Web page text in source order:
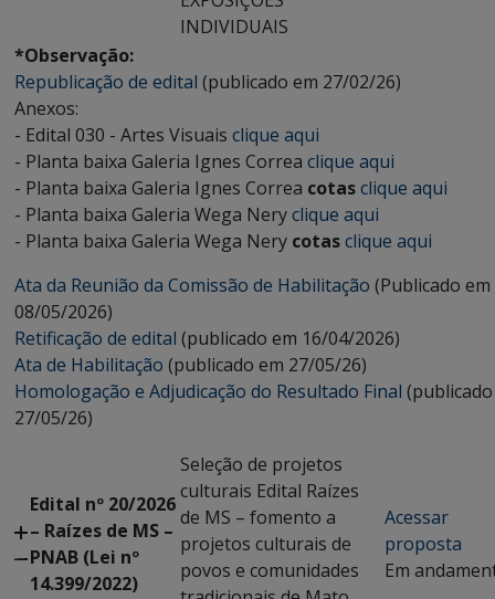
INDIVIDUAIS
*Observação:
Republicação de edital (publicado em 27/02/26)
Anexos:
- Edital 030 - Artes Visuais clique aqui
- Planta baixa Galeria Ignes Correa clique aqui
- Planta baixa Galeria Ignes Correa cotasclique aqui
- Planta baixa Galeria Wega Neryclique aqui
- Planta baixa Galeria Wega Nery cotasclique aqui
Ata da Reunião da Comissão de Habilitação (Publicado em
08/05/2026)
Retificação de edital (publicado em 16/04/2026)
Ata de Habilitação (publicado em 27/05/26)
Homologação e Adjudicação do Resultado Final
27/05/26)
Edital nº 20/2026
– Raízes de MS –
PNAB (Lei nº
14.399/2022)
Seleção de projetos
culturais Edital Raízes
de MS – fomento a
projetos culturais de
povos e comunidades
Acessar
proposta
Em